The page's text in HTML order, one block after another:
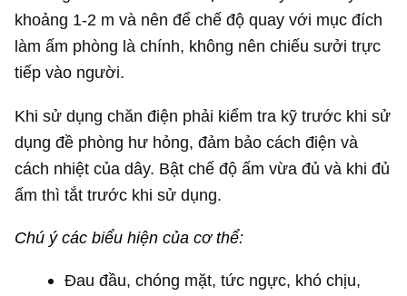
khoảng 1-2 m và nên để chế độ quay với mục đích
làm ấm phòng là chính, không nên chiếu sưởi trực
tiếp vào người.
Khi sử dụng chăn điện phải kiểm tra kỹ trước khi sử
dụng đề phòng hư hỏng, đảm bảo cách điện và
cách nhiệt của dây. Bật chế độ ấm vừa đủ và khi đủ
ấm thì tắt trước khi sử dụng.
Chú ý các biểu hiện của cơ thể:
Đau đầu, chóng mặt, tức ngực, khó chịu,